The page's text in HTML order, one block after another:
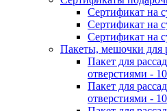
Сертификат на
Сертификат на
Сертификат на
Пакеты, мешочки для
Пакет для
отверстиями -
Пакет для
отверстиями -